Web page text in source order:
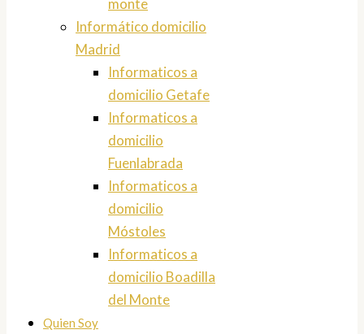
monte
Informático domicilio
Madrid
Informaticos a
domicilio Getafe
Informaticos a
domicilio
Fuenlabrada
Informaticos a
domicilio
Móstoles
Informaticos a
domicilio Boadilla
del Monte
Quien Soy